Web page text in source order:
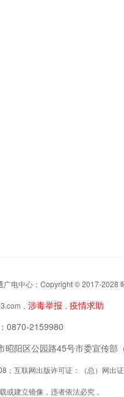
广电中心；Copyright © 2017-2028
， 涉毒举报 ， 疫情求助
0870-2159980
阳区公园路45号市委宣传部
；互联网出版许可证：（总）网出
建立镜像，违者依法必究 。